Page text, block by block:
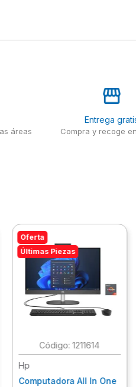
áreas
Entrega
Compra y recoge
Oferta
Últimas Piezas
:1211614
Hp
Computadora All In One